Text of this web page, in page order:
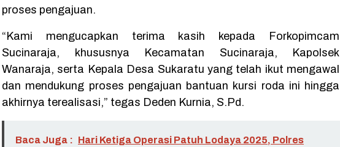
proses pengajuan.
“Kami mengucapkan terima kasih kepada Forkopimcam
Sucinaraja, khususnya Kecamatan Sucinaraja, Kapolsek
Wanaraja, serta Kepala Desa Sukaratu yang telah ikut mengawal
dan mendukung proses pengajuan bantuan kursi roda ini hingga
akhirnya terealisasi,” tegas Deden Kurnia, S.Pd.
Baca Juga : Hari Ketiga Operasi Patuh Lodaya 2025, Polres